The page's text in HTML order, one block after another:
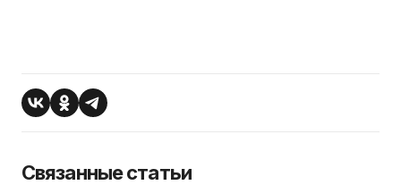
Связанные статьи